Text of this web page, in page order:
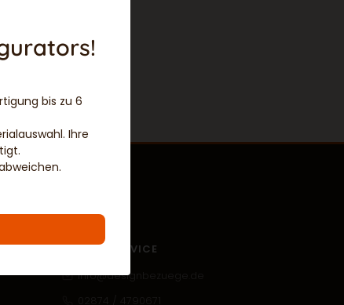
bis zu 6
Ihre
KUNDENSERVICE
info@designbezuege.de